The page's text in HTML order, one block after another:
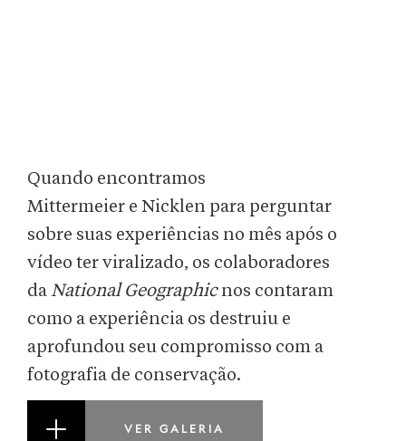
Quando encontramos
Mittermeier e Nicklen para perguntar
sobre suas experiências no mês após o
vídeo ter viralizado, os colaboradores
daNational Geographicnos contaram
como a experiência os destruiu e
aprofundou seu compromisso com a
fotografia de conservação.
VER GALERIA